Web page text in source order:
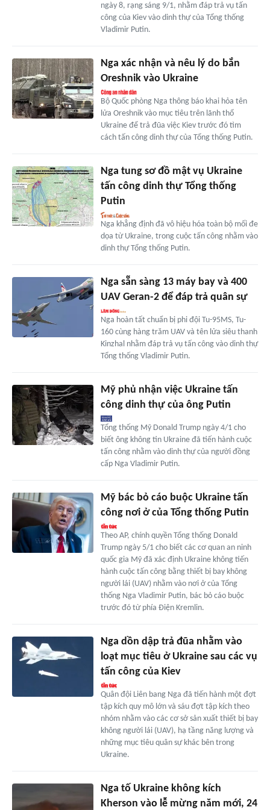
ngày 8, rạng sáng 9/1, nhằm đáp trả vụ tấn
công của Kiev vào dinh thự của Tổng thống
Vladimir Putin.
Nga xác nhận và nêu lý do bắn
Oreshnik vào Ukraine
Bộ Quốc phòng Nga thông báo khai hỏa tên
lửa Oreshnik vào mục tiêu trên lãnh thổ
Ukraine để trả đũa việc Kiev trước đó tìm
cách tấn công dinh thự của Tổng thống Putin.
Nga tung sơ đồ mật vụ Ukraine
tấn công dinh thự Tổng thống
Putin
Nga khẳng định đã vô hiệu hóa toàn bộ mối đe
dọa từ Ukraine, trong cuộc tấn công nhằm vào
dinh thự Tổng thống Putin.
Nga sẵn sàng 13 máy bay và 400
UAV Geran-2 để đáp trả quân sự
Nga hoàn tất chuẩn bị phi đội Tu-95MS, Tu-
160 cùng hàng trăm UAV và tên lửa siêu thanh
Kinzhal nhằm đáp trả vụ tấn công vào dinh thự
Tổng thống Vladimir Putin.
Mỹ phủ nhận việc Ukraine tấn
công dinh thự của ông Putin
Tổng thống Mỹ Donald Trump ngày 4/1 cho
biết ông không tin Ukraine đã tiến hành cuộc
tấn công nhằm vào dinh thự của người đồng
cấp Nga Vladimir Putin.
Mỹ bác bỏ cáo buộc Ukraine tấn
công nơi ở của Tổng thống Putin
Theo AP, chính quyền Tổng thống Donald
Trump ngày 5/1 cho biết các cơ quan an ninh
quốc gia Mỹ đã xác định Ukraine không tiến
hành cuộc tấn công bằng thiết bị bay không
người lái (UAV) nhằm vào nơi ở của Tổng
thống Nga Vladimir Putin, bác bỏ cáo buộc
trước đó từ phía Điện Kremlin.
Nga dồn dập trả đũa nhằm vào
loạt mục tiêu ở Ukraine sau các vụ
tấn công của Kiev
Quân đội Liên bang Nga đã tiến hành một đợt
tập kích quy mô lớn và sáu đợt tập kích theo
nhóm nhằm vào các cơ sở sản xuất thiết bị bay
không người lái (UAV), hạ tầng năng lượng và
những mục tiêu quân sự khác bên trong
Ukraine.
Nga tố Ukraine không kích
Kherson vào lễ mừng năm mới, 24